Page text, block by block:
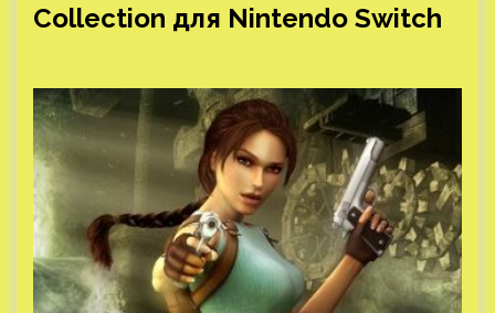
Collection для Nintendo Switch